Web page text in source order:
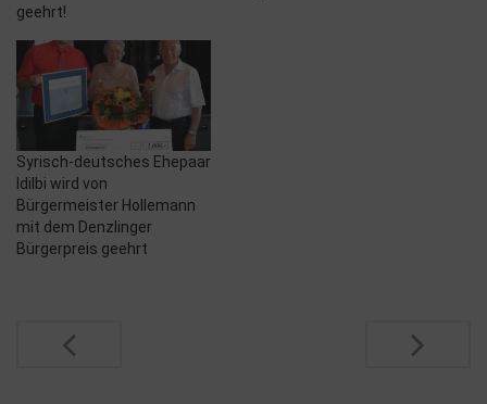
geehrt!
Syrisch-deutsches Ehepaar
Idilbi wird von
Bürgermeister Hollemann
mit dem Denzlinger
Bürgerpreis geehrt
Post